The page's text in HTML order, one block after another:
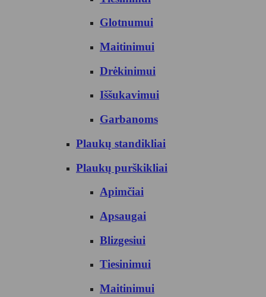
Glotnumui
Maitinimui
Drėkinimui
Iššukavimui
Garbanoms
Plaukų standikliai
Plaukų purškikliai
Apimčiai
Apsaugai
Blizgesiui
Tiesinimui
Maitinimui